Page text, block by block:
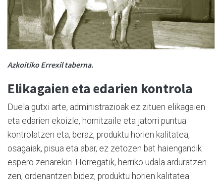
Azkoitiko Errexil taberna.
Elikagaien eta edarien kontrola
Duela gutxi arte, administrazioak ez zituen elikagaien
eta edarien ekoizle, hornitzaile eta jatorri puntua
kontrolatzen eta, beraz, produktu horien kalitatea,
osagaiak, pisua eta abar, ez zetozen bat haiengandik
espero zenarekin. Horregatik, herriko udala arduratzen
zen, ordenantzen bidez, produktu horien kalitatea